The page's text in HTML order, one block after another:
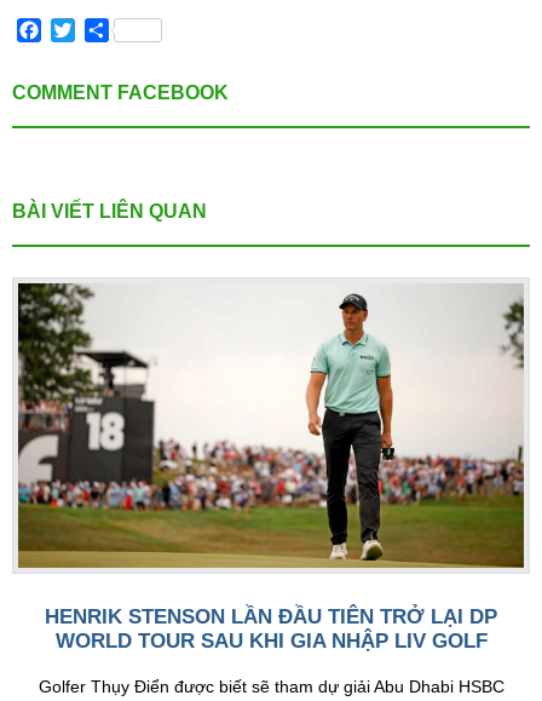
Facebook
TwitterShare
COMMENT FACEBOOK
BÀI VIẾT LIÊN QUAN
HENRIK STENSON LẦN ĐẦU TIÊN TRỞ LẠI DP
WORLD TOUR SAU KHI GIA NHẬP LIV GOLF
Golfer Thụy Điển được biết sẽ tham dự giải Abu Dhabi HSBC